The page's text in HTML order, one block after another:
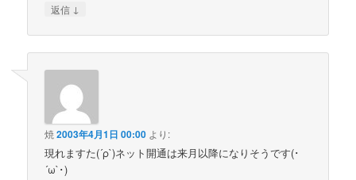
返信 ↓
焼2003年4月1日 00:00 より:
現れますた(´ρ`)ネット開通は来月以降になりそうです(･
´ω`･)